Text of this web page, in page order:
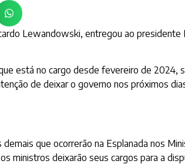
Lewandowski, entregou ao
está no cargo desde fevereiro de
de deixar o governo nos próximos
que ocorrerão na Esplanada nos
ministros deixarão seus cargos para a